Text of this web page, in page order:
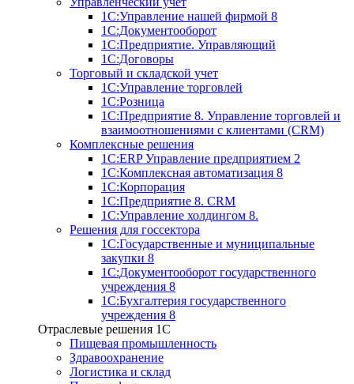
1С:Управление нашей фирмой 8
1С:Документооборот
1С:Предприятие. Управляющий
1С:Договоры
Торговый и складской учет
1С:Управление торговлей
1С:Розница
1С:Предприятие 8. Управление торговлей и
взаимоотношениями с клиентами (CRM)
Комплексные решения
1С:ERP Управление предприятием 2
1С:Комплексная автоматизация 8
1С:Корпорация
1С:Предприятие 8. CRM
1С:Управление холдингом 8.
Решения для госсектора
1С:Государственные и муниципальные
закупки 8
1С:Документооборот государственного
учреждения 8
1С:Бухгалтерия государственного
учреждения 8
Отраслевые решения 1C
Пищевая промышленность
Здравоохранение
Логистика и склад